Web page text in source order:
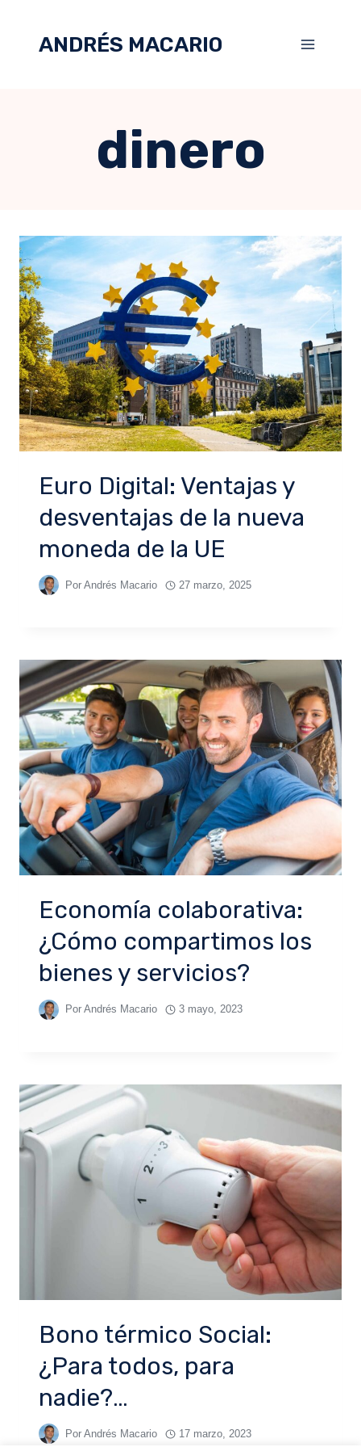
ANDRÉS MACARIO
dinero
Euro Digital: Ventajas y
desventajas de la nueva
moneda de la UE
Por Andrés Macario 27 marzo, 2025
Economía colaborativa:
¿Cómo compartimos los
bienes y servicios?
Por Andrés Macario 3 mayo, 2023
Bono térmico Social:
¿Para todos, para
nadie?…
Por Andrés Macario 17 marzo, 2023